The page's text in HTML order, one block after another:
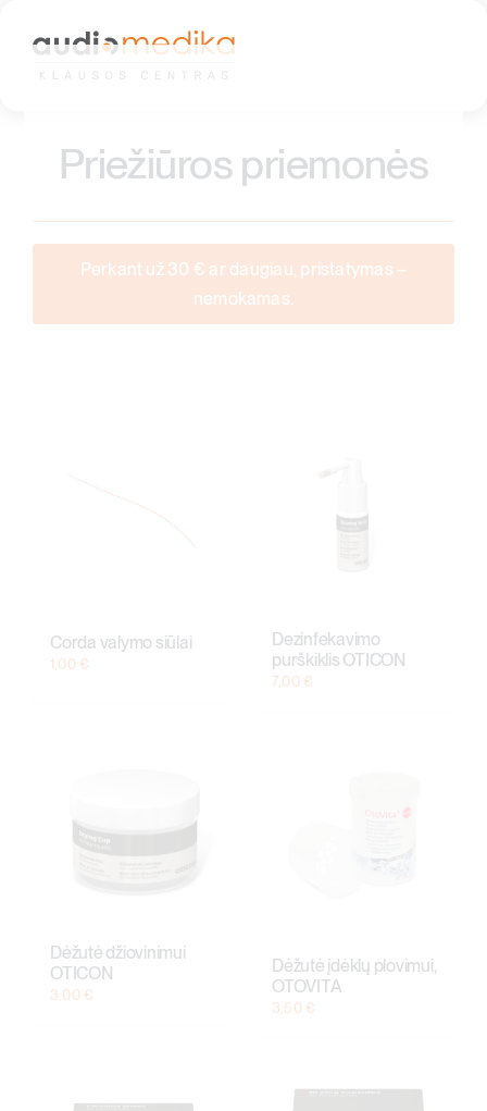
Priežiūros priemonės
Perkant už 30 € ar daugiau, pristatymas –
nemokamas.
Corda valymo siūlai
1,00 €
Dezinfekavimo
purškiklis OTICON
7,00 €
Dėžutė džiovinimui
OTICON
3,00 €
Dėžutė įdėklų plovimui,
OTOVITA
3,50 €